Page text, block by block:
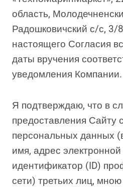
область,
Радошковичский с/с, 3/
настоящего Согласия
даты вручения
уведомления Компании.
Я подтверждаю, что в
предоставления Сайту
персональных данных
имя, адрес
идентификатор (ID)
сети) третьих лиц,